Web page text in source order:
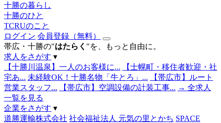
十勝の暮らし
十勝のひと
TCRUのこと
ログイン 会員登録（無料）
帯広・十勝の"はたらく "を、もっと自由に。
求人をさがす ▾
【十勝川温泉】一人のお客様に...
【士幌町・移住者歓迎・社
宅あ... 未経験OK！十勝名物「牛とろ」...
【帯広市】ルート
営業スタッフ...
【帯広市】空調設備の計装工事... → 全求人
一覧を見る
企業をさがす ▾
道勝運輸株式会社 社会福祉法人 元気の里とかち SPACE